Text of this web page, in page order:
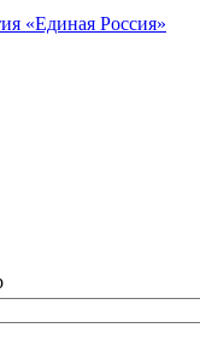
«Единая Россия»